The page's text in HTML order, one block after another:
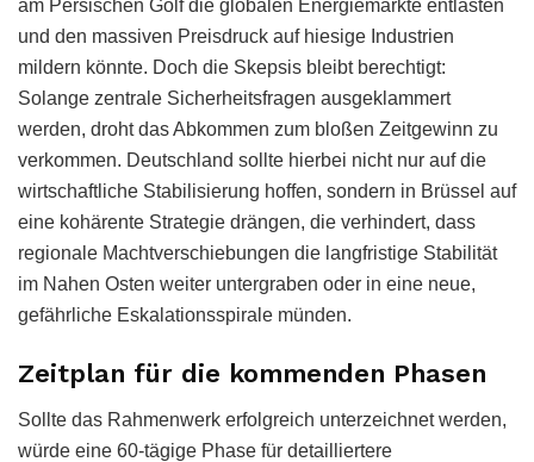
am Persischen Golf die globalen Energiemärkte entlasten
und den massiven Preisdruck auf hiesige Industrien
mildern könnte. Doch die Skepsis bleibt berechtigt:
Solange zentrale Sicherheitsfragen ausgeklammert
werden, droht das Abkommen zum bloßen Zeitgewinn zu
verkommen. Deutschland sollte hierbei nicht nur auf die
wirtschaftliche Stabilisierung hoffen, sondern in Brüssel auf
eine kohärente Strategie drängen, die verhindert, dass
regionale Machtverschiebungen die langfristige Stabilität
im Nahen Osten weiter untergraben oder in eine neue,
gefährliche Eskalationsspirale münden.
Zeitplan für die kommenden Phasen
Sollte das Rahmenwerk erfolgreich unterzeichnet werden,
würde eine 60-tägige Phase für detailliertere